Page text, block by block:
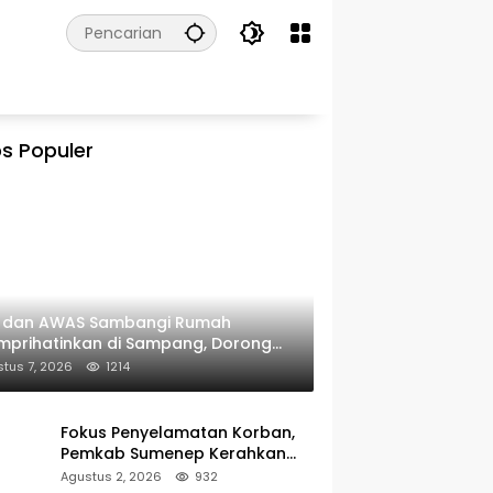
Populer
dan AWAS Sambangi Rumah
di Sampang, Dorong
Beri Bantuan RTLH
7, 2026 1214
Fokus Penyelamatan Korban,
Pemkab Sumenep Kerahkan
Tim Medis dan Ambulans ke
Agustus 2, 2026 932